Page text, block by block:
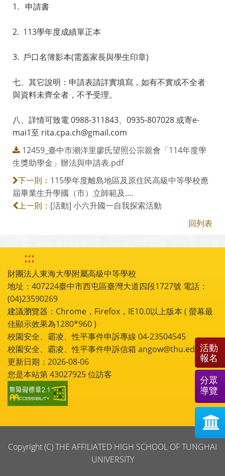
1. 申請書
2. 113學年度成績單正本
3. 戶口名簿影本(需蓋家長與學生印章)
七、其它說明：申請表請詳實填寫，如有不實或不全者
與資料未齊全者，不予受理。
八、詳情可致電 0988-311843、0935-807028 或寄e-
mai1至 rita.cpa.ch@gmail.com
12459_臺中市潮洋里廖氏望照公宗親會「114年度學
生獎助學金」辦法與申請表.pdf
下一則： 115學年度離島地區及原住民高級中等學校應
屆畢業生升學國（市）立師範及....
上一則： [活動] 小六升國一自我探索活動
回列表
:::
財團法人東海大學附屬高級中等學校
地址：407224臺中市西屯區臺灣大道四段1727號 電話：
(04)23590269
建議瀏覽器：Chrome，Firefox，IE10.0以上版本 ( 螢幕最
佳顯示效果為1280*960 )
校園安全、霸凌、性平事件申訴專線 04-23504545
校園安全、霸凌、性平事件申訴信箱 angow@thu.edu.tw
更新日期：2026-08-06
您是本站第43027925位訪客
Copyright (C) THE AFFILIATED HIGH SCHOOL OF TUNGHAI
UNIVERSITY
活動
報名
分眾
導覽